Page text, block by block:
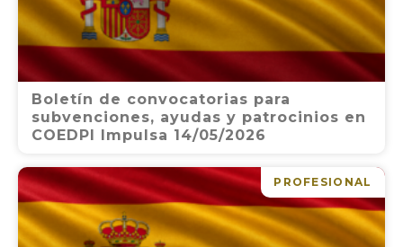
Boletín de convocatorias para
subvenciones, ayudas y patrocinios en
COEDPI Impulsa 14/05/2026
PROFESIONAL